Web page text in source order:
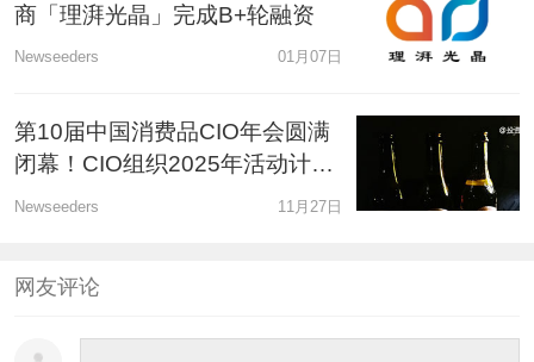
商「理湃光晶」完成B+轮融资
Newseeders 01月07日
第10届中国消费品CIO年会圆满
闭幕！CIO组织2025年活动计划
公布！
Newseeders 11月27日
网友评论